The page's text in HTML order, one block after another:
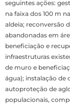
seguintes ações:
na faixa dos 100 m
aldeia; reconversão
abandonadas em
beneficiação e
infraestruturas
de muro e
água); instalação de
autoproteção de
populacionais,